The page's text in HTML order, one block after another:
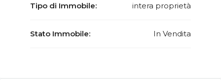
Tipo di Immobile: intera proprietà
Stato Immobile: In Vendita